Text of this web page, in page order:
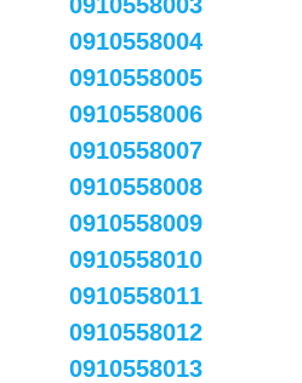
0910558004
0910558005
0910558006
0910558007
0910558008
0910558009
0910558010
0910558011
0910558012
0910558013